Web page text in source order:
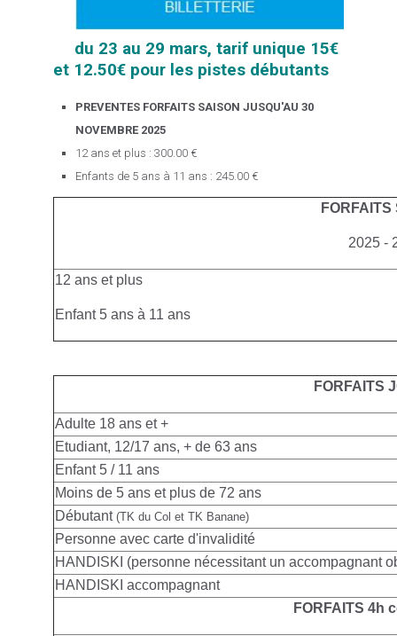
du 23 au 29 mars, tarif unique 15€
et 12.50€ pour les pistes débutants
PREVENTES FORFAITS SAISON JUSQU'AU 30
NOVEMBRE 2025
12 ans et plus : 300.00 €
Enfants de 5 ans à 11 ans : 245.00 €
FORFAITS
2025 -
12 ans et plus
Enfant 5 ans à 11 ans
FORFAITS
Adulte 18 ans et +
Etudiant, 12/17 ans, + de 63 ans
Enfant 5 / 11 ans
Moins de 5 ans et plus de 72 ans
Débutant (TK du Col et TK Banane)
Personne avec carte d'invalidité
HANDISKI (personne nécessitant un accompagnant
HANDISKI accompagnant
FORFAITS 4h